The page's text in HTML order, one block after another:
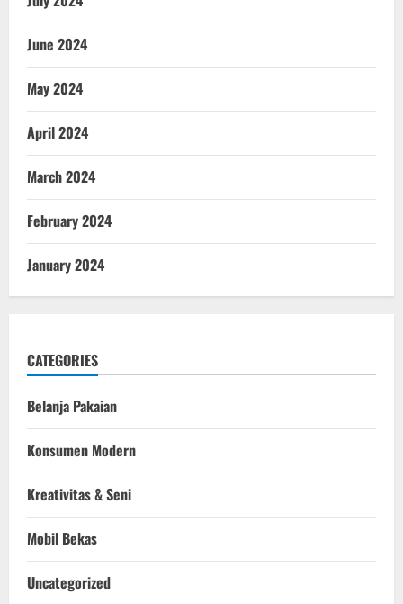
June 2024
May 2024
April 2024
March 2024
February 2024
January 2024
CATEGORIES
Belanja Pakaian
Konsumen Modern
Kreativitas & Seni
Mobil Bekas
Uncategorized